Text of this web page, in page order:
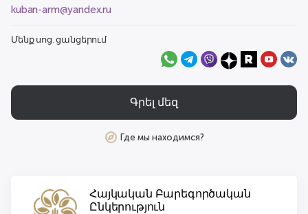
kuban-arm@yandex.ru
Մենք սոց. ցանցերում
Գրել մեզ
Где мы находимся?
Հայկական Բարեգործական
Ընկերություն